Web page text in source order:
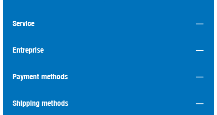
Service
Entreprise
Payment methods
Shipping methods